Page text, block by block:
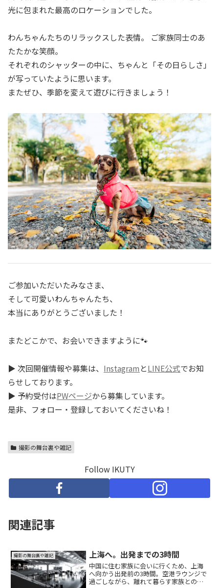
光に包まれた最高のロケーションでした。
わんちゃんたちのリラックスした表情。 ご家族同士のあ
たたかな笑顔。
それぞれのシャッターの中に、ちゃんと「その日らしさ」
が写っていたように思います。
またぜひ、季節を変えて遊びに行きましょう！
ご参加いただいたみなさま、
そして可愛いわんちゃんたち、
本当にありがとうございました！
またどこかで、お会いできますように🐾
▶ 次回開催情報や募集は、 Instagram とLINE公式でお知
らせしております。
▶ 予約受付はPWページから募集しています。
是非、フォロー・登録しておいてくださいね！
撮影の舞台裏や雑記
Follow IKUTY
関連記事
撮影の舞台裏や雑記 上海へ。出発までの3時間
中国に住む家族に会いに行くため、上海
へ向かう出発前の3時間。空港ラウンジで
過ごしながら、離れて暮らす家族との時